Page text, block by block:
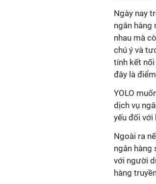
Ngày nay
ngân hàng
nhau mà
chú ý và
tính kết nối
đây là
YOLO
dịch vụ
yếu đối với
Ngoài ra
ngân hàng
với người
hàng